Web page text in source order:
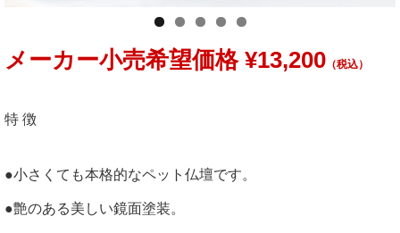
メーカー小売希望価格 ¥13,200 （税込）
特 徴
●小さくても本格的なペット仏壇です。
●艶のある美しい鏡面塗装。